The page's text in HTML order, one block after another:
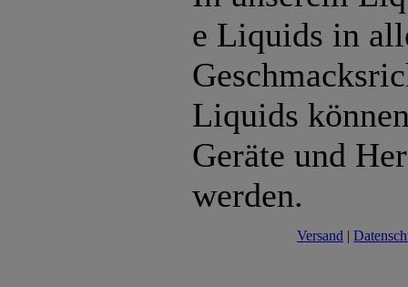
e Liquids in
Liquids
Geräte und
werden.
Versand |